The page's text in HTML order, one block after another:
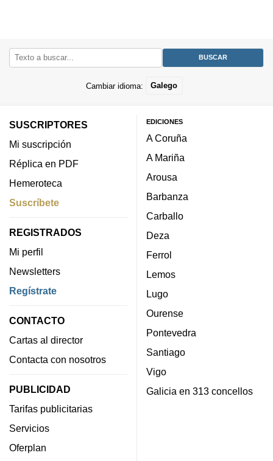
Cambiar idioma: Galego
SUSCRIPTORES
Mi suscripción
Réplica en PDF
Hemeroteca
Suscríbete
REGISTRADOS
Mi perfil
Newsletters
Regístrate
CONTACTO
Cartas al director
Contacta con nosotros
PUBLICIDAD
Tarifas publicitarias
Servicios
Oferplan
EDICIONES
A Coruña
A Mariña
Arousa
Barbanza
Carballo
Deza
Ferrol
Lemos
Lugo
Ourense
Pontevedra
Santiago
Vigo
Galicia en 313 concellos